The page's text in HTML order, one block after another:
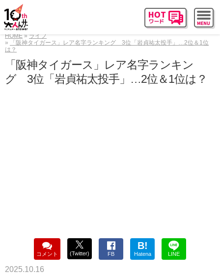
HOME
ライフ
「阪神タイガース」レア名字ランキング 3位「岩貞祐太投手」…2位＆1位
は？
「阪神タイガース」レア名字ランキン
グ 3位「岩貞祐太投手」…2位＆1位は？
コメント (Twitter) FB
B!
Hatena LINE
2025.10.16